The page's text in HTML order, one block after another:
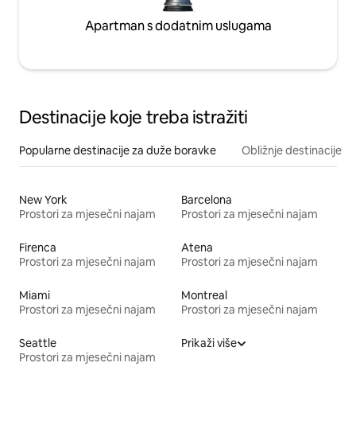
Apartman s dodatnim uslugama
Destinacije koje treba istražiti
Popularne destinacije za duže boravke Obližnje destinacije
New York
Prostori za mjesečni najam
Barcelona
Prostori za mjesečni najam
Firenca
Prostori za mjesečni najam
Atena
Prostori za mjesečni najam
Miami
Prostori za mjesečni najam
Montreal
Prostori za mjesečni najam
Seattle
Prostori za mjesečni najam
Prikaži više